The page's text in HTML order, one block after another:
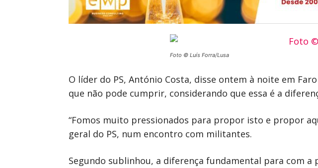
Foto © Luís Forra/Lusa
O líder do PS, António Costa, disse ontem à noite em
que não pode cumprir, considerando que essa é a
“Fomos muito pressionados para propor isto e propor
geral do PS, num encontro com militantes.
Segundo sublinhou, a diferença fundamental para com